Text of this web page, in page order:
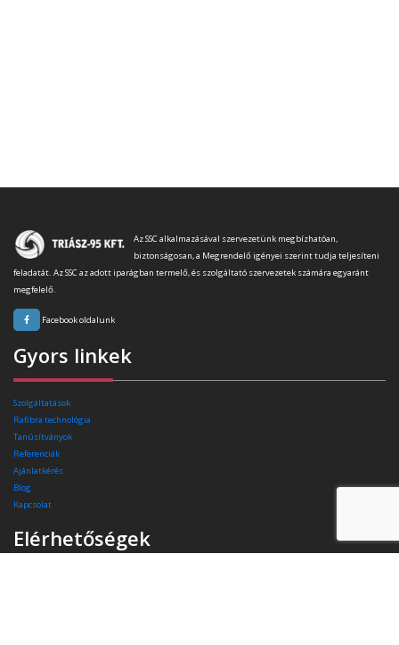
Az SSC alkalmazásával szervezetünk megbízhatóan,
biztonságosan, a Megrendelő igényei szerint tudja teljesíteni
feladatát. Az SSC az adott iparágban termelő, és szolgáltató szervezetek számára egyaránt
megfelelő.
Facebook oldalunk
Gyors linkek
Szolgáltatások
Rafibra technológia
Tanúsítványok
Referenciák
Ajánlatkérés
Blog
Kapcsolat
Elérhetőségek